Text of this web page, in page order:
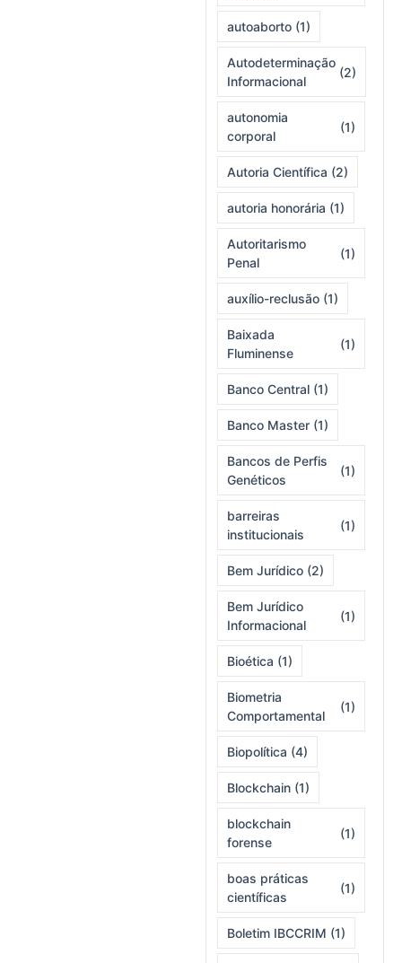
autoaborto (1)
Autodeterminação
Informacional
(2)
autonomia
corporal
(1)
Autoria Científica (2)
autoria honorária (1)
Autoritarismo
Penal
(1)
auxílio-reclusão (1)
Baixada
Fluminense
(1)
Banco Central (1)
Banco Master (1)
Bancos de Perfis
Genéticos
(1)
barreiras
institucionais
(1)
Bem Jurídico (2)
Bem Jurídico
Informacional
(1)
Bioética (1)
Biometria
Comportamental
(1)
Biopolítica (4)
Blockchain (1)
blockchain
forense
(1)
boas práticas
científicas
(1)
Boletim IBCCRIM (1)